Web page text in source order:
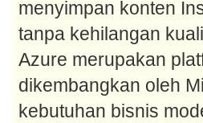
menyimpan konten
tanpa kehilangan
Azure merupakan
dikembangkan oleh
kebutuhan bisnis